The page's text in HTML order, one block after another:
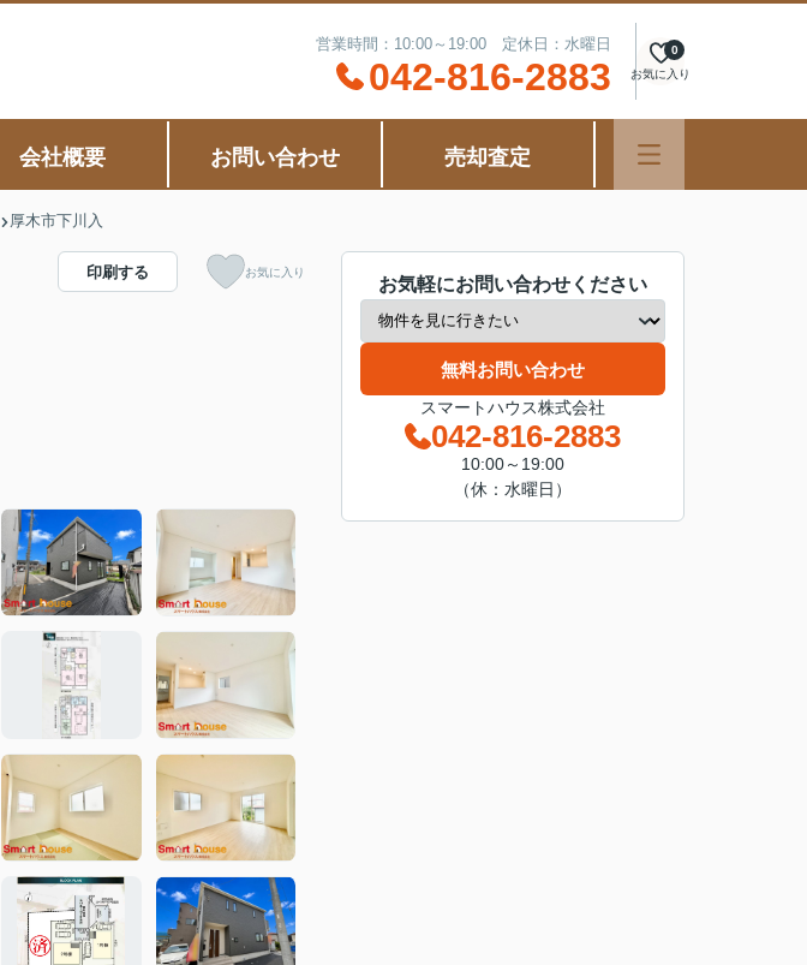
営業時間：10:00～19:00 定休日：水曜日
042-816-2883 お気に入り
0
会社概要 お問い合わせ 売却査定
厚木市下川入
印刷する お気に入り
お気軽にお問い合わせください
無料お問い合わせ
スマートハウス株式会社
042-816-2883
10:00～19:00
（休：水曜日）